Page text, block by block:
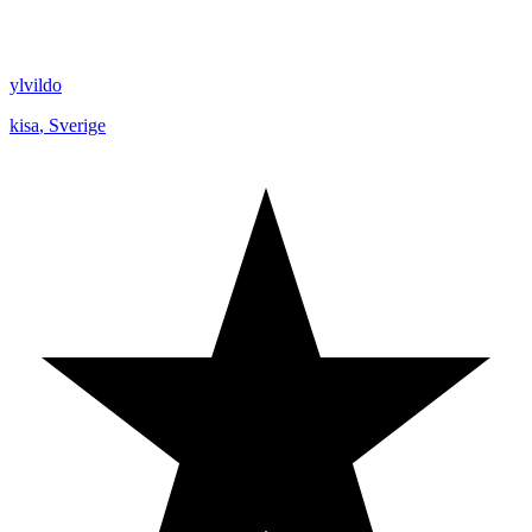
ylvildo
kisa, Sverige